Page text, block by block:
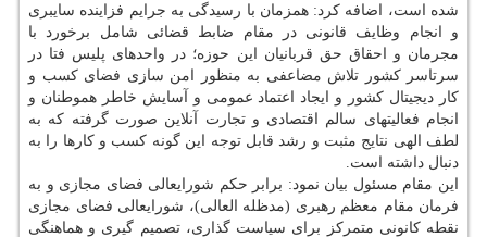
شده است، اضافه کرد: همزمان با رسیدگی به جرایم فزاینده سایبری
و انجام وظایف قانونی در مقام ضابط قضائی شامل برخورد با
مجرمان و احقاق حق قربانیان این حوزه؛ در واحدهای پلیس فتا در
سرتاسر کشور تلاش مضاعفی به منظور امن سازی فضای کسب و
کار دیجیتال کشور و ایجاد اعتماد عمومی و آسایش خاطر هموطنان و
انجام فعالیتهای سالم اقتصادی و تجارت آنلاین صورت گرفته که به
لطف الهی نتایج مثبت و رشد قابل توجه این گونه کسب و کارها را به
دنبال داشته است.
این مقام مسئول بیان نمود: برابر حکم شورایعالی فضای مجازی و به
فرمان مقام معظم رهبری (مدظله العالی)، شورایعالی فضای مجازی
نقطه کانونی متمرکز برای سیاست گذاری، تصمیم گیری و هماهنگی